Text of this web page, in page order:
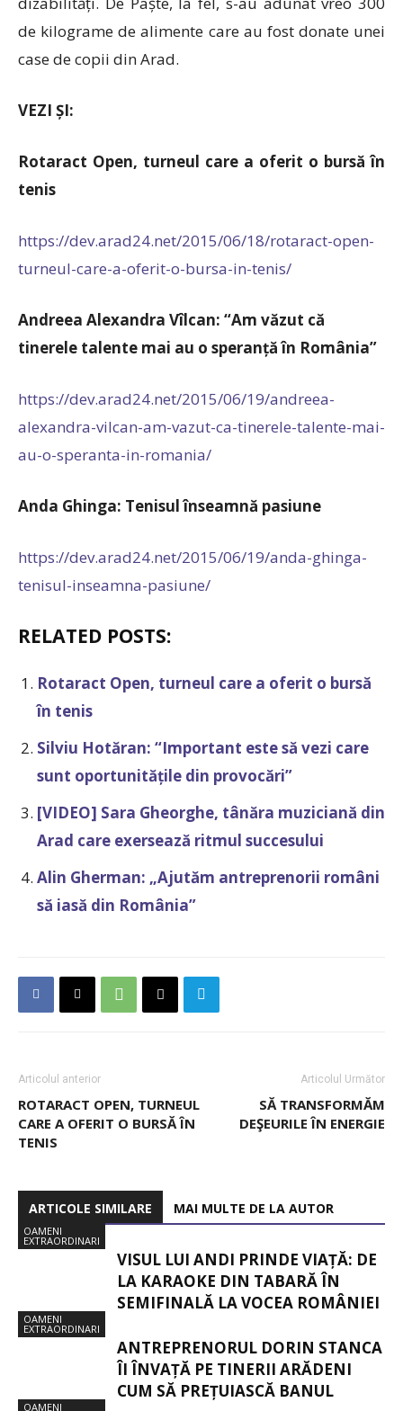
de kilograme de alimente care au fost donate unei
case de copii din Arad.
VEZI ȘI:
Rotaract Open, turneul care a oferit o bursă în
tenis
https://dev.arad24.net/2015/06/18/rotaract-open-
turneul-care-a-oferit-o-bursa-in-tenis/
Andreea Alexandra Vîlcan: “Am văzut că
tinerele talente mai au o speranță în România”
https://dev.arad24.net/2015/06/19/andreea-
alexandra-vilcan-am-vazut-ca-tinerele-talente-mai-
au-o-speranta-in-romania/
Anda Ghinga: Tenisul înseamnă pasiune
https://dev.arad24.net/2015/06/19/anda-ghinga-
tenisul-inseamna-pasiune/
RELATED POSTS:
Rotaract Open, turneul care a oferit o bursă
în tenis
Silviu Hotăran: “Important este să vezi care
sunt oportunitățile din provocări”
[VIDEO] Sara Gheorghe, tânăra muziciană din
Arad care exersează ritmul succesului
Alin Gherman: „Ajutăm antreprenorii români
să iasă din România”
Articolul anterior
ROTARACT OPEN, TURNEUL
CARE A OFERIT O BURSĂ ÎN
TENIS
Articolul Următor
SĂ TRANSFORMĂM
DEŞEURILE ÎN ENERGIE
ARTICOLE SIMILARE MAI MULTE DE LA AUTOR
OAMENI
EXTRAORDINARI
VISUL LUI ANDI PRINDE VIAȚĂ: DE
LA KARAOKE DIN TABARĂ ÎN
SEMIFINALĂ LA VOCEA ROMÂNIEI
OAMENI
EXTRAORDINARI
ANTREPRENORUL DORIN STANCA
ÎI ÎNVAȚĂ PE TINERII ARĂDENI
CUM SĂ PREȚUIASCĂ BANUL
OAMENI